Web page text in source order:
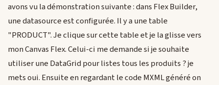
avons vu la démonstration suivante : dans Flex Builder,
une datasource est configurée. Il y a une table
"PRODUCT". Je clique sur cette table et je la glisse vers
mon Canvas Flex. Celui-ci me demande si je souhaite
utiliser une DataGrid pour listes tous les produits ? je
mets oui. Ensuite en regardant le code MXML généré on